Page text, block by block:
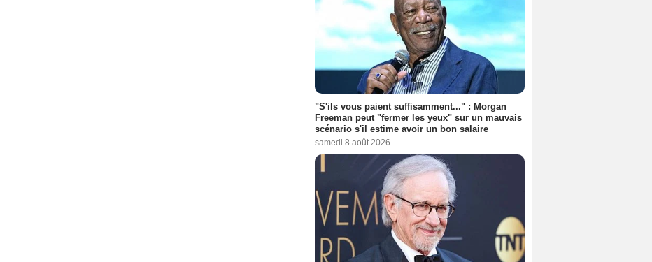
"S'ils vous paient suffisamment..." : Morgan
Freeman peut "fermer les yeux" sur un mauvais
scénario s'il estime avoir un bon salaire
samedi 8 août 2026